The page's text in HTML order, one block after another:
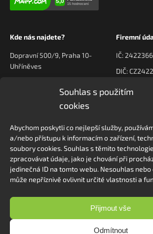
Souhlas s použitím
cookies
Abychom poskytli co nejlepší služby,
a/nebo přístupu k informacím o zařízení,
soubory cookies. Souhlas s těmito
zpracovávat údaje, jako je chování při
jedinečná ID na tomto webu. Nesouhlas
může nepříznivě ovlivnit určité vlastnosti a
Přijmout vše
Odmítnout
Kde nás najdete?
Dopravní 500/9, Praha 10-
Uhříněves
Firemní
IČ:
DIČ:
Kontaktujte nás
+420 778 222 800
Navigace
O nás
Kontakt